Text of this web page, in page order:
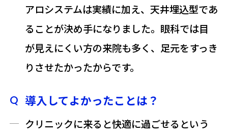
アロシステムは実績に加え、天井埋込型であ
ることが決め手になりました。眼科では目
が見えにくい方の来院も多く、足元をすっき
りさせたかったからです。
導入してよかったことは？
クリニックに来ると快適に過ごせるという